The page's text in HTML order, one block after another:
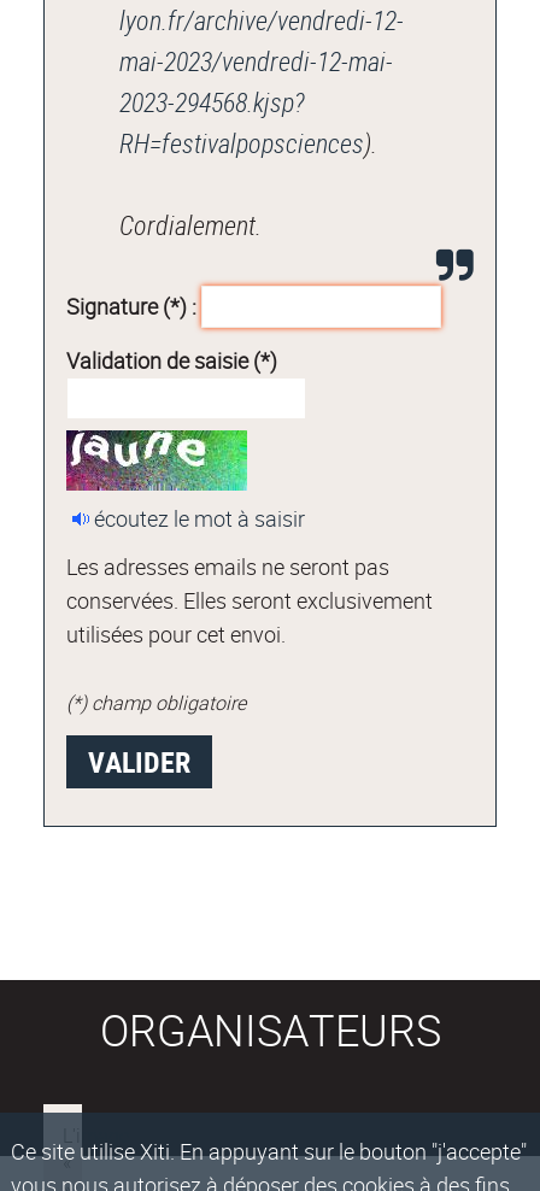
Ce site utilise Xiti. En appuyant sur le bouton "j'accepte"
vous nous autorisez à déposer des cookies à des fins
lyon.fr/archive/vendredi-12-
mai-2023/vendredi-12-mai-
2023-294568.kjsp?
RH=festivalpopsciences).
Cordialement.
Signature (*) :
Validation de saisie (*)
écoutez le mot à saisir
Les adresses emails ne seront pas
conservées. Elles seront exclusivement
utilisées pour cet envoi.
(*) champ obligatoire
ORGANISATEURS